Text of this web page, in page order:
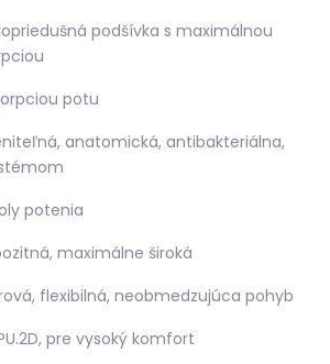
podšívka s maximálnou
potu
anatomická, antibakteriálna,
potenia
maximálne široká
flexibilná, neobmedzujúca pohyb
pre vysoký komfort